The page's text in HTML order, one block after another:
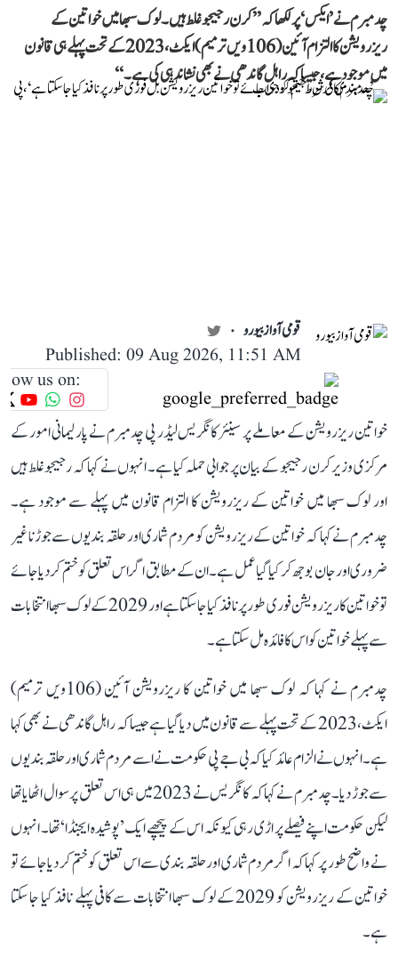
چدمبرم نے ’ایکس‘ پر لکھا کہ ’’کرن رجیجو غلط ہیں۔ لوک سبھا میں خواتین کے
ریزرویشن کا التزام آئین (106ویں ترمیم) ایکٹ، 2023 کے تحت پہلے ہی قانون
میں موجود ہے، جیسا کہ راہل گاندھی نے بھی نشاندہی کی ہے۔‘‘
قومی آواز بیورو
Published: 09 Aug 2026, 11:51 AM
us on:
خواتین ریزرویشن کے معاملے پر سینئر کانگریس لیڈر پی چدمبرم نے پارلیمانی امور کے
مرکزی وزیر کرن رجیجو کے بیان پر جوابی حملہ کیا ہے۔ انہوں نے کہا کہ رجیجو غلط ہیں
اور لوک سبھا میں خواتین کے ریزرویشن کا التزام قانون میں پہلے سے موجود ہے۔
چدمبرم نے کہا کہ خواتین کے ریزرویشن کو مردم شماری اور حلقہ بندیوں سے جوڑنا غیر
ضروری اور جان بوجھ کر کیا گیا عمل ہے۔ ان کے مطابق اگر اس تعلق کو ختم کر دیا جائے
تو خواتین کا ریزرویشن فوری طور پر نافذ کیا جا سکتا ہے اور 2029 کے لوک سبھا انتخابات
سے پہلے خواتین کو اس کا فائدہ مل سکتا ہے۔
چدمبرم نے کہا کہ لوک سبھا میں خواتین کا ریزرویشن آئین (106ویں ترمیم)
ایکٹ، 2023 کے تحت پہلے سے قانون میں دیا گیا ہے جیسا کہ راہل گاندھی نے بھی کہا
ہے۔ انہوں نے الزام عائد کیا کہ بی جے پی حکومت نے اسے مردم شماری اور حلقہ بندیوں
سے جوڑ دیا۔ چدمبرم نے کہا کہ کانگریس نے 2023 میں ہی اس تعلق پر سوال اٹھایا تھا
لیکن حکومت اپنے فیصلے پر اڑی رہی کیونکہ اس کے پیچھے ایک ’پوشیدہ ایجنڈا‘ تھا۔ انہوں
نے واضح طور پر کہا کہ اگر مردم شماری اور حلقہ بندی سے اس تعلق کو ختم کر دیا جائے تو
خواتین کے ریزرویشن کو 2029 کے لوک سبھا انتخابات سے کافی پہلے نافذ کیا جا سکتا
ہے۔